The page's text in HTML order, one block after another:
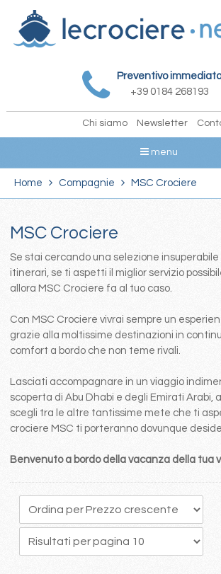
Preventivo
+39 0184 268193
Chi siamo Newsletter
menu
Home Compagnie MSC Crociere
MSC Crociere
Se stai cercando una selezione
itinerari, se ti aspetti il miglior servizio
allora MSC Crociere fa al tuo caso.
Con MSC Crociere vivrai sempre un
grazie alla moltissime destinazioni in
comfort a bordo che non teme rivali.
Lasciati accompagnare in un viaggio
scoperta di Abu Dhabi e degli Emirati Arabi,
scegli tra le altre tantissime mete che ti
crociere MSC ti porteranno dovunque
Benvenuto a bordo della vacanza della tua